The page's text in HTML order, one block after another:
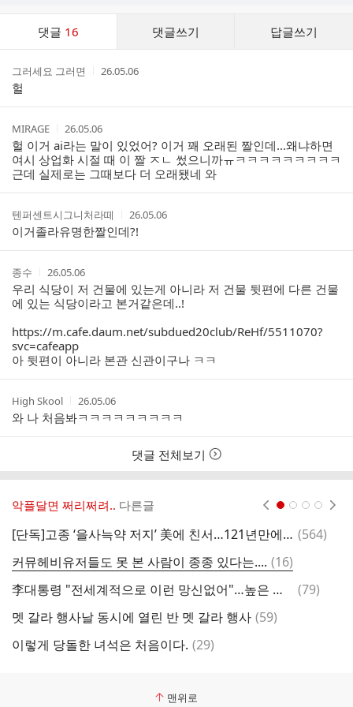
댓글 16 댓글쓰기 답글쓰기
스
작
성
자
그러세요 그러면
작
간
26.05.06
헐
작
성
자
MIRAGE
작
성
시
간
26.05.06
헐 이거 ai라는 말이 있었어? 이거 꽤 오래된 짤인데...왜냐하면
여시 상업화 시절 때 이 짤 ㅈㄴ 썼으니까ㅠㅋㅋㅋㅋㅋㅋㅋㅋㅋ
근데 실제로는 그때보다 더 오래됐네 와
작
성
자
텐퍼센트시그니처라떼
작
성
시
간
26.05.06
이거졸라유명한짤인데?!
작
성
자
종수
작
성
시
간
26.05.06
우리 식당이 저 건물에 있는게 아니라 저 건물 뒷편에 다른 건물
에 있는 식당이라고 본거같은데..!
https://m.cafe.daum.net/subdued20club/ReHf/5511070?
svc=cafeapp
아 뒷편이 아니라 본관 신관이구나 ㅋㅋ
작
성
자
High Skool
작
성
시
간
26.05.06
와 나 처음봐ㅋㅋㅋㅋㅋㅋㅋㅋㅋ
댓글 전체보기
악플달면 쩌리쩌려.. 다른글
[단독]고종 ‘을사늑약 저지’ 美에 친서…121년만에 워싱턴서 발견 댓
(564)
커뮤헤비유저들도 못 본 사람이 종종 있다는.... 댓
글
(16)
李대통령 "전세계적으로 이런 망신없어"…높은 자살률 대책 주문
댓
(79)
멧 갈라 행사날 동시에 열린 반 멧 갈라 행사 댓
(59)
이렇게 당돌한 녀석은 처음이다. 댓
(29)
맨위로